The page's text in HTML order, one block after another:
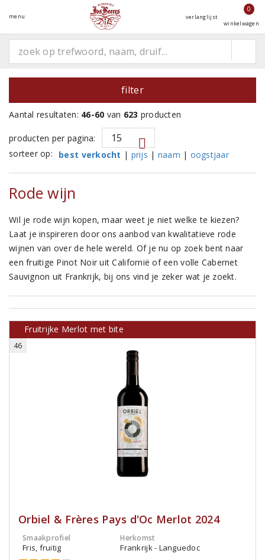
menu verlanglijst
0
winkelwagen
filter
Aantal resultaten: 46-60 van 623 producten
producten per pagina:
sorteer op:
best verkocht | prijs | naam | oogstjaar
Rode wijn
Wil je rode wijn kopen, maar weet je niet welke te kiezen?
Laat je inspireren door ons aanbod van kwalitatieve rode
wijnen van over de hele wereld. Of je nu op zoek bent naar
een fruitige Pinot Noir uit Californië of een volle Cabernet
Sauvignon uit Frankrijk, bij ons vind je zeker wat je zoekt.
Fruitrijke Merlot met bite
46
Orbiel & Frères Pays d'Oc Merlot 2024
Smaakprofiel
Fris, fruitig
Herkomst
Frankrijk - Languedoc